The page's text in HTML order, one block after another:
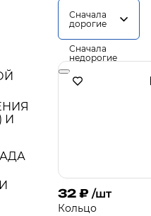
И
Сначала
дорогие
Сначала
недорогие
32 ₽ /шт
Кольцо